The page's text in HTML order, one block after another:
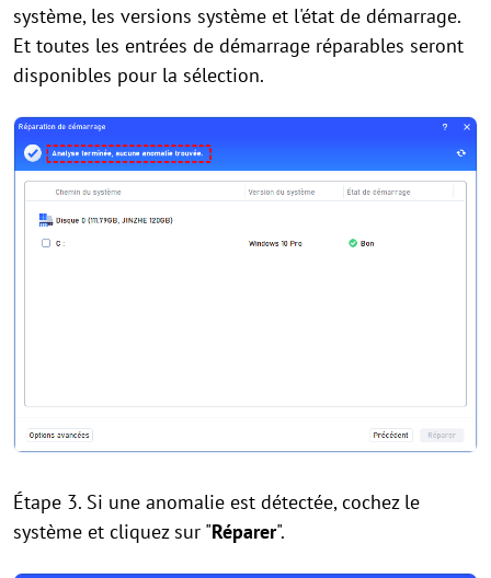
système, les versions système et l'état de démarrage.
Et toutes les entrées de démarrage réparables seront
disponibles pour la sélection.
Étape 3. Si une anomalie est détectée, cochez le
système et cliquez sur "Réparer".